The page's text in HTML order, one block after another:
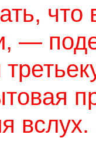
что
—
вслух.